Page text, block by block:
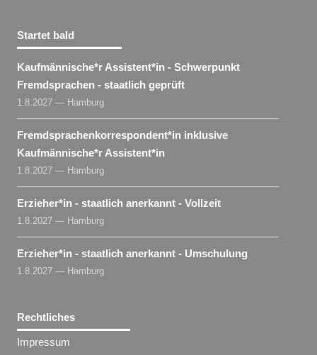
Startet bald
Kaufmännische*r Assistent​*in - Schwerpunkt
Fremdsprachen - staatlich geprüft
1.8.2027 — Hamburg
Fremdsprachenkorrespondent​*in inklusive
Kaufmännische*r Assistent​*in
1.8.2027 — Hamburg
Erzieher​*in - staatlich anerkannt - Vollzeit
1.8.2027 — Hamburg
Erzieher​*in - staatlich anerkannt - Umschulung
1.8.2027 — Hamburg
Rechtliches
Impressum